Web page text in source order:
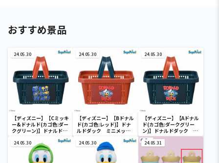
おすすめ景品
24.05.30
【ディズニー】【Cミッキ
ー&ドナルド(カゴ色:ダー
クグリーン)】ドナルドダ
ック ミニメッシュカゴ
24.05.30
【ディズニー】【Bドナル
ド(カゴ色:レッド)】ドナ
ルドダック ミニメッシ
24.05.30
【ディズニー】【Aドナル
ド(カゴ色:ダークグリー
ン)】ドナルドダック ミ
ニメッシュカゴ
24.05.30 24.05.30 24.05.31